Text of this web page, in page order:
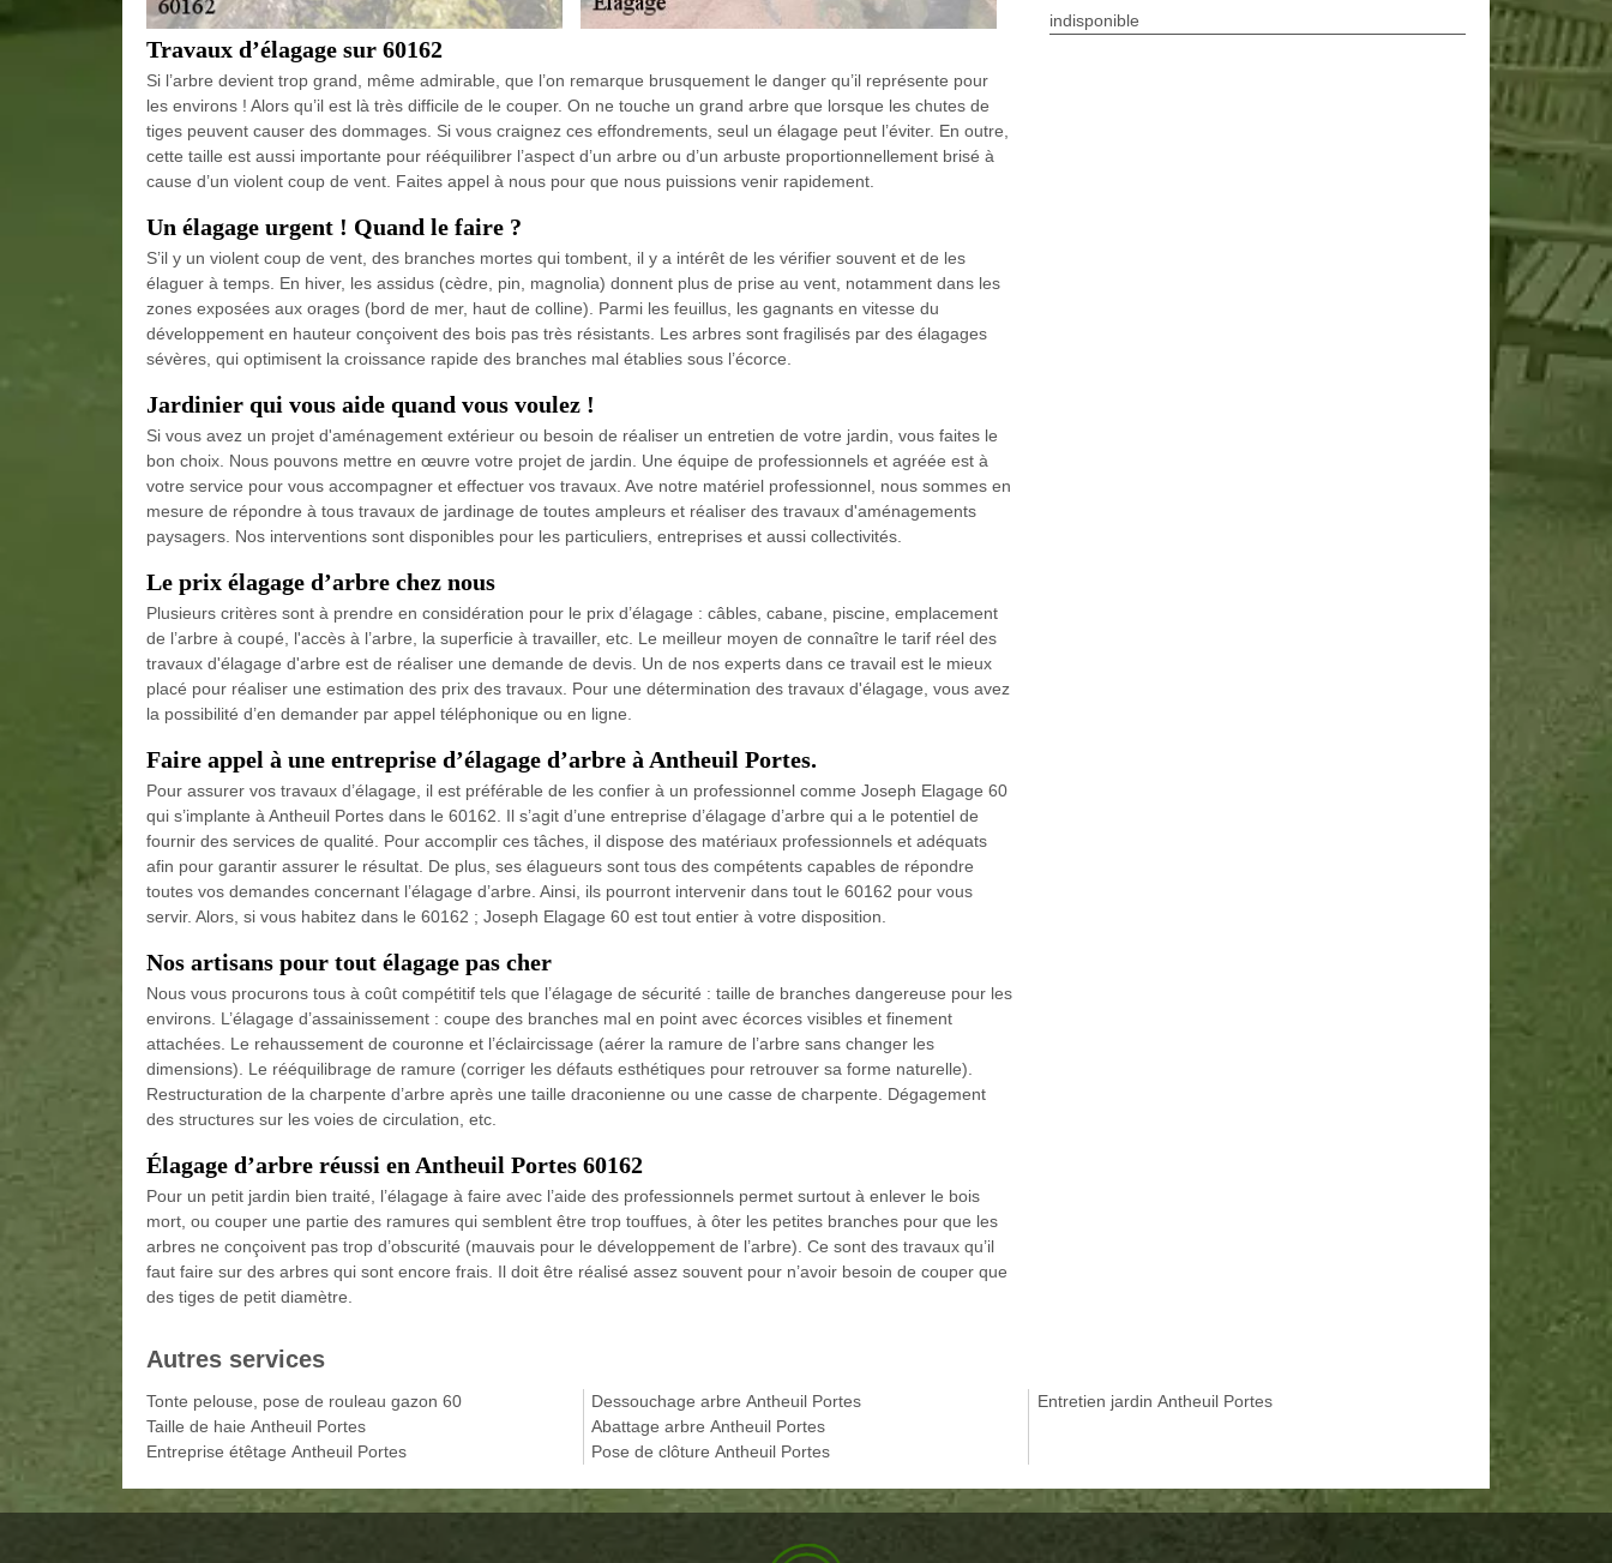
Travaux d’élagage sur 60162
Si l’arbre devient trop grand, même admirable, que l’on remarque brusquement le danger qu’il représente pour
les environs ! Alors qu’il est là très difficile de le couper. On ne touche un grand arbre que lorsque les chutes de
tiges peuvent causer des dommages. Si vous craignez ces effondrements, seul un élagage peut l’éviter. En outre,
cette taille est aussi importante pour rééquilibrer l’aspect d’un arbre ou d’un arbuste proportionnellement brisé à
cause d’un violent coup de vent. Faites appel à nous pour que nous puissions venir rapidement.
Un élagage urgent ! Quand le faire ?
S’il y un violent coup de vent, des branches mortes qui tombent, il y a intérêt de les vérifier souvent et de les
élaguer à temps. En hiver, les assidus (cèdre, pin, magnolia) donnent plus de prise au vent, notamment dans les
zones exposées aux orages (bord de mer, haut de colline). Parmi les feuillus, les gagnants en vitesse du
développement en hauteur conçoivent des bois pas très résistants. Les arbres sont fragilisés par des élagages
sévères, qui optimisent la croissance rapide des branches mal établies sous l’écorce.
Jardinier qui vous aide quand vous voulez !
Si vous avez un projet d'aménagement extérieur ou besoin de réaliser un entretien de votre jardin, vous faites le
bon choix. Nous pouvons mettre en œuvre votre projet de jardin. Une équipe de professionnels et agréée est à
votre service pour vous accompagner et effectuer vos travaux. Ave notre matériel professionnel, nous sommes en
mesure de répondre à tous travaux de jardinage de toutes ampleurs et réaliser des travaux d'aménagements
paysagers. Nos interventions sont disponibles pour les particuliers, entreprises et aussi collectivités.
Le prix élagage d’arbre chez nous
Plusieurs critères sont à prendre en considération pour le prix d’élagage : câbles, cabane, piscine, emplacement
de l’arbre à coupé, l'accès à l’arbre, la superficie à travailler, etc. Le meilleur moyen de connaître le tarif réel des
travaux d'élagage d'arbre est de réaliser une demande de devis. Un de nos experts dans ce travail est le mieux
placé pour réaliser une estimation des prix des travaux. Pour une détermination des travaux d'élagage, vous avez
la possibilité d’en demander par appel téléphonique ou en ligne.
Faire appel à une entreprise d’élagage d’arbre à Antheuil Portes.
Pour assurer vos travaux d’élagage, il est préférable de les confier à un professionnel comme Joseph Elagage 60
qui s’implante à Antheuil Portes dans le 60162. Il s’agit d’une entreprise d’élagage d’arbre qui a le potentiel de
fournir des services de qualité. Pour accomplir ces tâches, il dispose des matériaux professionnels et adéquats
afin pour garantir assurer le résultat. De plus, ses élagueurs sont tous des compétents capables de répondre
toutes vos demandes concernant l’élagage d’arbre. Ainsi, ils pourront intervenir dans tout le 60162 pour vous
servir. Alors, si vous habitez dans le 60162 ; Joseph Elagage 60 est tout entier à votre disposition.
Nos artisans pour tout élagage pas cher
Nous vous procurons tous à coût compétitif tels que l’élagage de sécurité : taille de branches dangereuse pour les
environs. L’élagage d’assainissement : coupe des branches mal en point avec écorces visibles et finement
attachées. Le rehaussement de couronne et l’éclaircissage (aérer la ramure de l’arbre sans changer les
dimensions). Le rééquilibrage de ramure (corriger les défauts esthétiques pour retrouver sa forme naturelle).
Restructuration de la charpente d’arbre après une taille draconienne ou une casse de charpente. Dégagement
des structures sur les voies de circulation, etc.
Élagage d’arbre réussi en Antheuil Portes 60162
Pour un petit jardin bien traité, l’élagage à faire avec l’aide des professionnels permet surtout à enlever le bois
mort, ou couper une partie des ramures qui semblent être trop touffues, à ôter les petites branches pour que les
arbres ne conçoivent pas trop d’obscurité (mauvais pour le développement de l’arbre). Ce sont des travaux qu’il
faut faire sur des arbres qui sont encore frais. Il doit être réalisé assez souvent pour n’avoir besoin de couper que
des tiges de petit diamètre.
indisponible
Autres services
Tonte pelouse, pose de rouleau gazon 60
Taille de haie Antheuil Portes
Entreprise étêtage Antheuil Portes
Dessouchage arbre Antheuil Portes
Abattage arbre Antheuil Portes
Pose de clôture Antheuil Portes
Entretien jardin Antheuil Portes